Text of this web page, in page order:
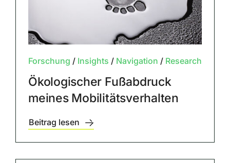
Forschung / Insights / Navigation / Research
Ökologischer Fußabdruck
meines Mobilitätsverhalten
Beitrag lesen